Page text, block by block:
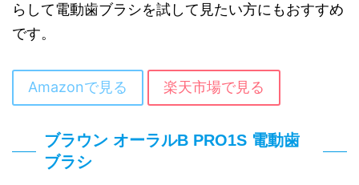
らして電動歯ブラシを試して見たい方にもおすすめ
です。
Amazonで見る 楽天市場で見る
ブラウン オーラルB PRO1S 電動歯
ブラシ